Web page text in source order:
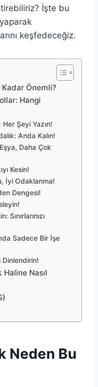
İşte bu
keşfedeceğiz.
Önemli?
Hangi
Şeyi Yazın!
Anda Kalın!
Daha Çok
Kesin!
İyi Odaklanma!
Dengesi!
Sınırlarınızı
Sadece Bir İşe
Dinlendirin!
Haline Nasıl
Neden Bu